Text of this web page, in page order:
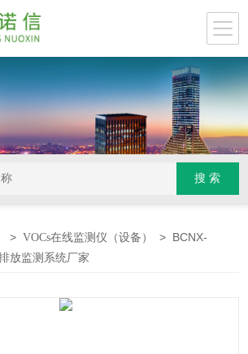
>VOCs在线监测仪（设备）
> BCNX-
放监测系统厂家